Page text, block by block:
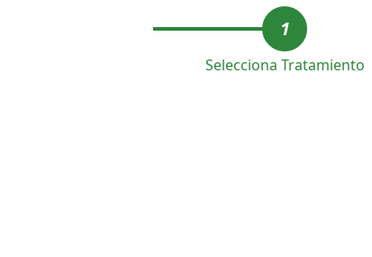
1
Selecciona Tratamiento